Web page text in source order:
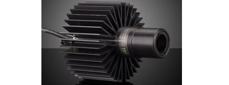
| 繞射光柵
| 光學組装
Components | SCHOTT 光
Shaping | 雷射光束整形
| 雷射分光鏡
| 雷射顯微鏡
and Slides | 平臺和滑塊
| 光圈類
Objectives | 有限共軛物鏡
| 反射物鏡
| 實驗室和生產線
Lenses for Harsh Environments
and Advanced
| 影視製作和高級攝影
Accessories | 成像鏡頭配件
Cameras | IDS 相機
Labs Cameras™ | Lucid Vision
and Roughness Standards | 表
Accessories | UV固化設備
| 清倉照明
and Detection
and Production | 清倉實驗室
| 重新認證相機
| 重新認證照明
and Detection